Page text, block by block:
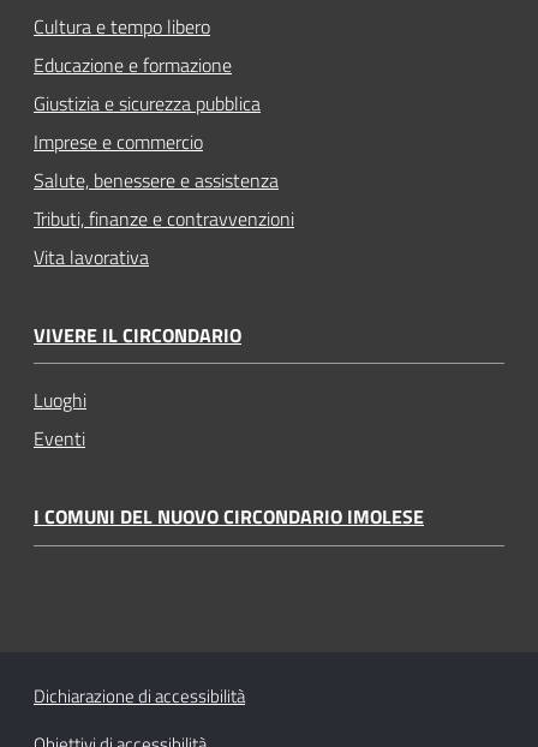
Cultura e tempo libero
Educazione e formazione
Giustizia e sicurezza pubblica
Imprese e commercio
Salute, benessere e assistenza
Tributi, finanze e contravvenzioni
Vita lavorativa
VIVERE IL CIRCONDARIO
Luoghi
Eventi
I COMUNI DEL NUOVO CIRCONDARIO IMOLESE
Dichiarazione di accessibilità